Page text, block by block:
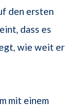
den ersten
dass es
wie weit er
mit einem